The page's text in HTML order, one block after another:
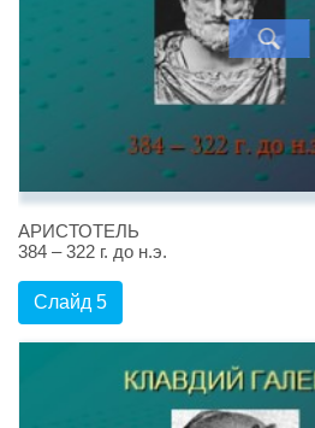
АРИСТОТЕЛЬ
384 – 322 г. до н.э.
Слайд 5